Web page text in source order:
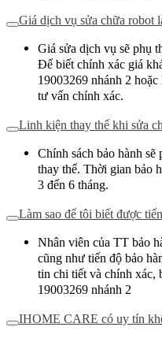
Giá dịch vụ sửa chữa robot
Giá sửa dịch vụ sẽ phụ
Để biết chính xác giá
19003269 nhánh 2
tư vấn chính xác.
Linh kiện thay thế khi sửa
Chính sách bảo hành
thay thế. Thời gian bảo
3 đến 6 tháng.
Làm sao để tôi biết được
Nhân viên của TT bảo
cũng như tiến độ bảo
tin chi tiết và chính xác,
19003269 nhánh 2
IHOME CARE có uy tín